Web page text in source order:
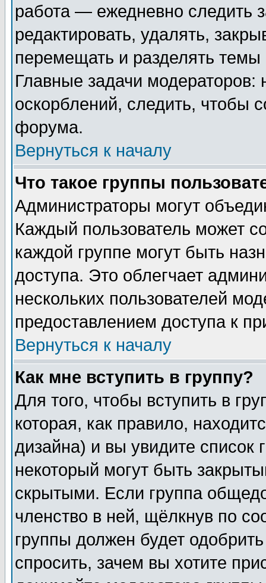
работа — ежедневно следить
редактировать, удалять,
перемещать и разделять
Главные задачи
оскорблений, следить, чтобы
форума.
Вернуться к началу
Что такое группы
Администраторы могут
Каждый пользователь может
каждой группе могут быть
доступа. Это облегчает
нескольких пользователей
предоставлением доступа к
Вернуться к началу
Как мне вступить в группу?
Для того, чтобы вступить в
которая, как правило,
дизайна) и вы увидите список
некоторый могут быть
скрытыми. Если группа
членство в ней, щёлкнув по
группы должен будет
спросить, зачем вы хотите